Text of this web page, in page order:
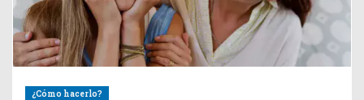
¿Cómo hacerlo?